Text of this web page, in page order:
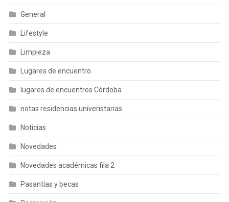
General
Lifestyle
Limpieza
Lugares de encuentro
lugares de encuentros Córdoba
notas residencias univeristarias
Noticias
Novedades
Novedades académicas fila 2
Pasantías y becas